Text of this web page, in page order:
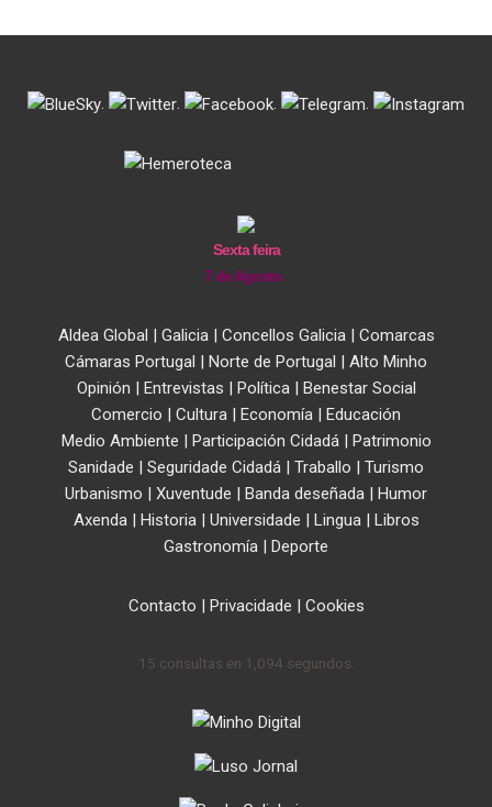
. . . .
Sexta feira
7 de Agosto
Aldea Global | Galicia| Concellos Galicia| Comarcas
Cámaras Portugal | Norte de Portugal | Alto Minho
Opinión | Entrevistas | Política| Benestar Social
Comercio | Cultura | Economía | Educación
Medio Ambiente | Participación Cidadá| Patrimonio
Sanidade | Seguridade Cidadá | Traballo | Turismo
Urbanismo | Xuventude | Banda deseñada | Humor
Axenda| Historia| Universidade | Lingua| Libros
Gastronomía | Deporte
Contacto | Privacidade | Cookies
15 consultas en 1,094 segundos.